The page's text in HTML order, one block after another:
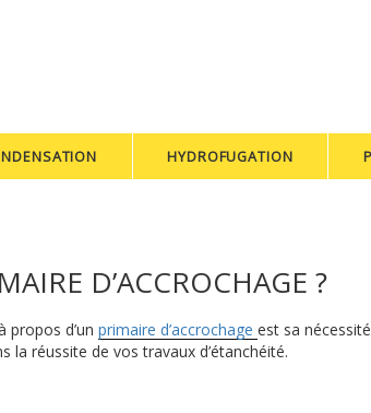
HYDROFUGATION
D’ACCROCHAGE ?
propos d’unprimaire d’accrochageest sa
la réussite de vos travaux d’étanchéité.